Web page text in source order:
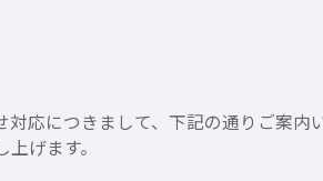
応につきまして、下記の通りご案内い
げます。